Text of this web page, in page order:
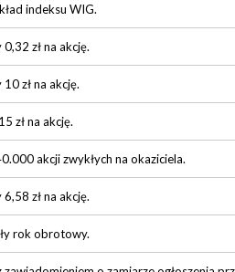
indeksu WIG.
zł na akcję.
zł na akcję.
zł na akcję.
akcji zwykłych na okaziciela.
zł na akcję.
rok obrotowy.